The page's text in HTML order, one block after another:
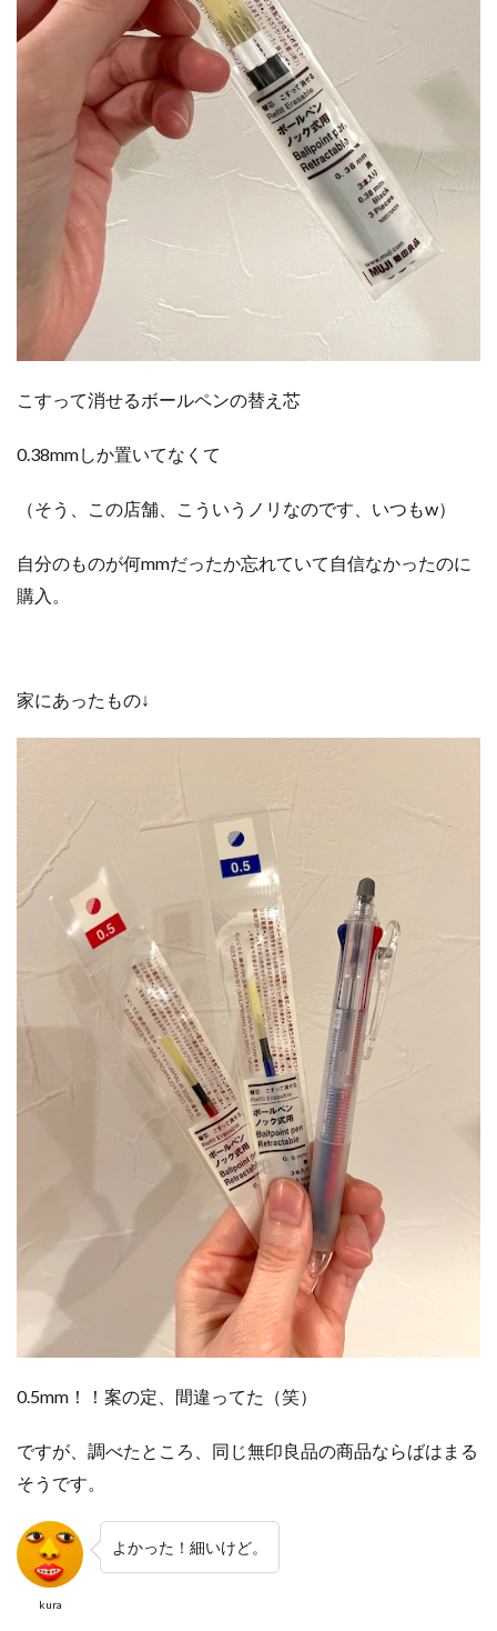
こすって消せるボールペンの替え芯
0.38mmしか置いてなくて
（そう、この店舗、こういうノリなのです、いつもw）
自分のものが何mmだったか忘れていて自信なかったのに
購入。
家にあったもの↓
0.5mm！！案の定、間違ってた（笑）
ですが、調べたところ、同じ無印良品の商品ならばはまる
そうです。
kura
よかった！細いけど。